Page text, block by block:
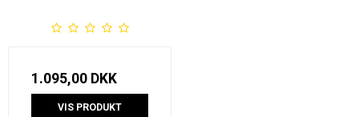
1.095,00 DKK
VIS PRODUKT